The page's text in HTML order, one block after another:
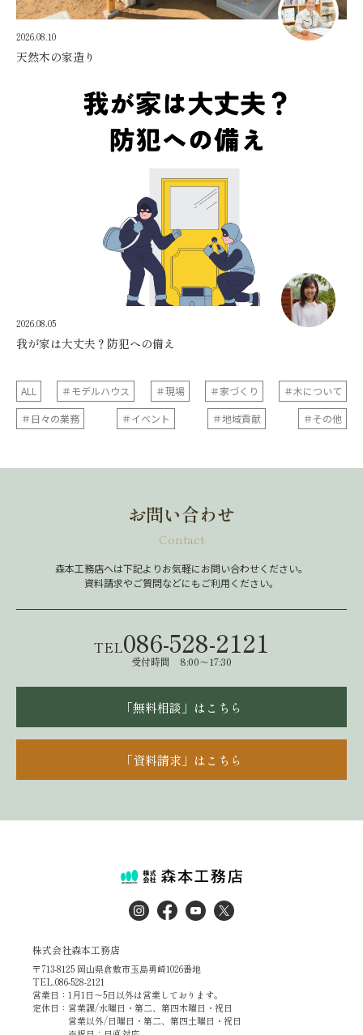
2026.08.10
天然木の家造り
2026.08.05
我が家は大丈夫？防犯への備え
ALL ＃モデルハウス ＃現場 ＃家づくり
＃木について
＃日々の業務
＃イベント ＃地域貢献 ＃その他
お問い合わせ
Contact
森本工務店へは下記よりお気軽にお問い合わせください。
資料請求やご質問などにもご利用ください。
TEL086-528-2121
受付時間 8:00～17:30
「無料相談」はこちら
「資料請求」はこちら
株式会社森本工務店
〒713-8125 岡山県倉敷市玉島勇崎1026番地
TEL.086-528-2121
営業日：1月1日～5日以外は営業しております。
定休日：営業課/水曜日・第二、第四木曜日・祝日
営業以外/日曜日・第二、第四土曜日・祝日